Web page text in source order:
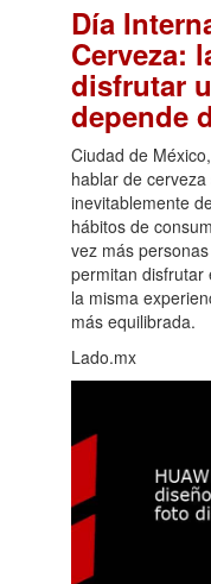
Día
Cerveza:
disfrutar
depende
Ciudad de
hablar de
inevitablemente
hábitos de
vez más
permitan disfrutar
la misma
más equilibrada.
Lado.mx